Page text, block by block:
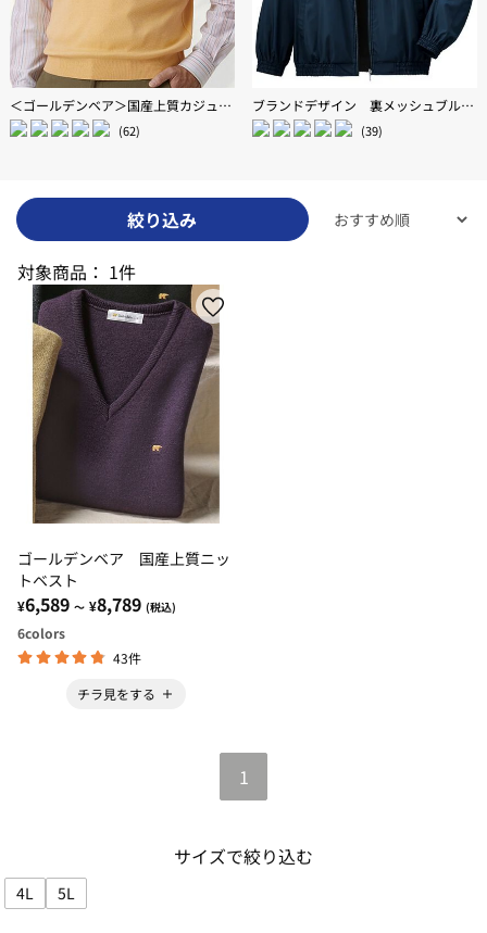
＜ゴールデンベア＞国産上質カジュアルニットベスト
(62)
ブランドデザイン 裏メッシュブルゾン
(39)
絞り込み
対象商品： 1件
ゴールデンベア 国産上質ニッ
トベスト
¥6,589 ～ ¥8,789 (税込)
6colors
43件
チラ見をする
1
サイズで絞り込む
4L
サイズで絞り込み: 4L
5L
サイズで絞り込み: 5L